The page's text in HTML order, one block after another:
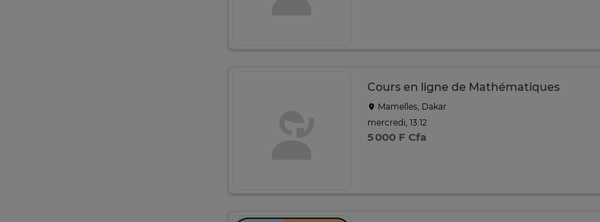
Cours en ligne de Mathématiques
Mamelles, Dakar
mercredi, 13:12
5 000 F Cfa